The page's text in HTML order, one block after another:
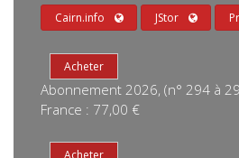
Cairn.info JStor
Abonnement 2026, (n° 294 à
France : 77,00 €